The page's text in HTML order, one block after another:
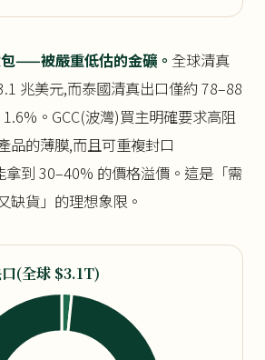
——被嚴重低估的金礦。 全球清真
兆美元,而泰國清真出口僅約 78–88
。GCC(波灣)買主明確要求高阻
品的薄膜,而且可重複封口
到 30–40% 的價格溢價。這是「需
缺貨」的理想象限。
(全球 $3.1T)